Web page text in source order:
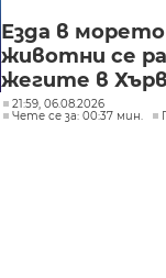
Езда в морето
животни се
жегите в
21:59, 06.08.2026
Чете се за: 00:37 мин.